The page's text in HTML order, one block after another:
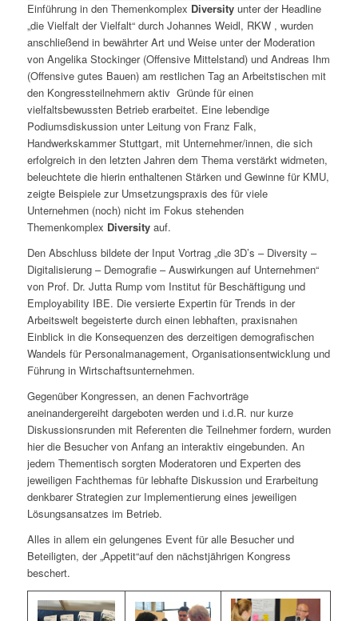
Einführung in den Themenkomplex Diversityunter der Headline
„die Vielfalt der Vielfalt“ durch Johannes Weidl, RKW , wurden
anschließend in bewährter Art und Weise unter der Moderation
von Angelika Stockinger (Offensive Mittelstand) und Andreas Ihm
(Offensive gutes Bauen) am restlichen Tag an Arbeitstischen mit
den Kongressteilnehmern aktiv Gründe für einen
vielfaltsbewussten Betrieb erarbeitet. Eine lebendige
Podiumsdiskussion unter Leitung von Franz Falk,
Handwerkskammer Stuttgart, mit Unternehmer/innen, die sich
erfolgreich in den letzten Jahren dem Thema verstärkt widmeten,
beleuchtete die hierin enthaltenen Stärken und Gewinne für KMU,
zeigte Beispiele zur Umsetzungspraxis des für viele
Unternehmen (noch) nicht im Fokus stehenden
Themenkomplex Diversityauf.
Den Abschluss bildete der Input Vortrag „die 3D’s – Diversity –
Digitalisierung – Demografie – Auswirkungen auf Unternehmen“
von Prof. Dr. Jutta Rump vom Institut für Beschäftigung und
Employability IBE. Die versierte Expertin für Trends in der
Arbeitswelt begeisterte durch einen lebhaften, praxisnahen
Einblick in die Konsequenzen des derzeitigen demografischen
Wandels für Personalmanagement, Organisationsentwicklung und
Führung in Wirtschaftsunternehmen.
Gegenüber Kongressen, an denen Fachvorträge
aneinandergereiht dargeboten werden und i.d.R. nur kurze
Diskussionsrunden mit Referenten die Teilnehmer fordern, wurden
hier die Besucher von Anfang an interaktiv eingebunden. An
jedem Thementisch sorgten Moderatoren und Experten des
jeweiligen Fachthemas für lebhafte Diskussion und Erarbeitung
denkbarer Strategien zur Implementierung eines jeweiligen
Lösungsansatzes im Betrieb.
Alles in allem ein gelungenes Event für alle Besucher und
Beteiligten, der „Appetit“auf den nächstjährigen Kongress
beschert.